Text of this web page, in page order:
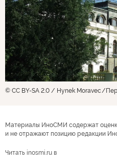
© CC BY-SA 2.0 / Hynek Moravec
Материалы ИноСМИ содержат
и не отражают позицию редакции
Читать inosmi.ru в